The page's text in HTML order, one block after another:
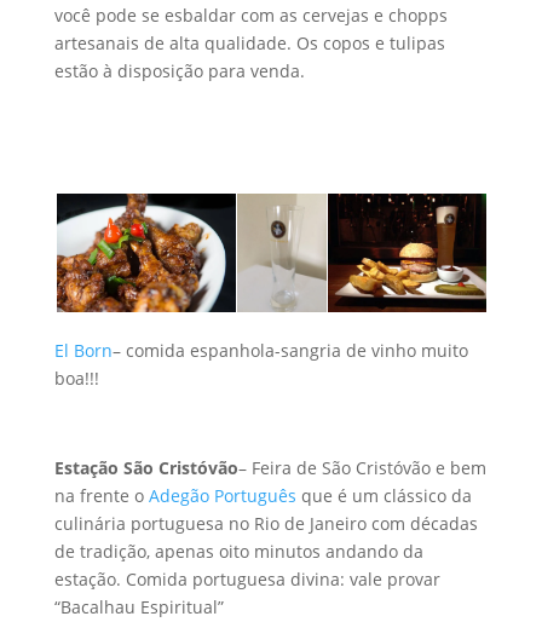
você pode se esbaldar com as cervejas e chopps
artesanais de alta qualidade. Os copos e tulipas
estão à disposição para venda.
El Born– comida espanhola-sangria de vinho muito
boa!!!
Estação São Cristóvão– Feira de São Cristóvão e bem
na frente o Adegão Português que é um clássico da
culinária portuguesa no Rio de Janeiro com décadas
de tradição, apenas oito minutos andando da
estação. Comida portuguesa divina: vale provar
“Bacalhau Espiritual”